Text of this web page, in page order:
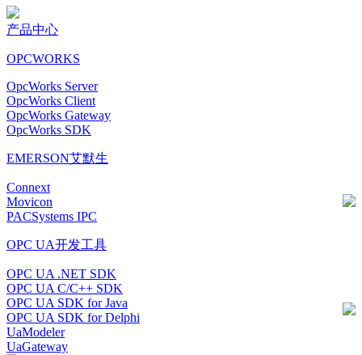
产品中心
OPCWORKS
OpcWorks Server
OpcWorks Client
OpcWorks Gateway
OpcWorks SDK
EMERSON艾默生
Connext
Movicon
PACSystems IPC
OPC UA开发工具
OPC UA .NET SDK
OPC UA C/C++ SDK
OPC UA SDK for Java
OPC UA SDK for Delphi
UaModeler
UaGateway